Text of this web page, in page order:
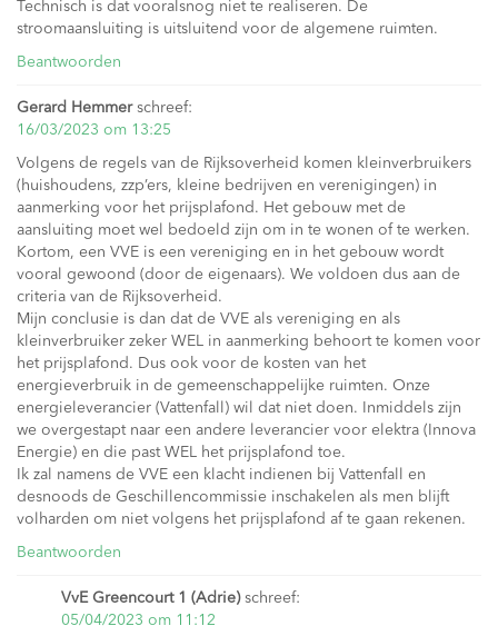
Technisch is dat vooralsnog niet te realiseren. De
stroomaansluiting is uitsluitend voor de algemene ruimten.
Beantwoorden
Gerard Hemmer schreef:
16/03/2023 om 13:25
Volgens de regels van de Rijksoverheid komen kleinverbruikers
(huishoudens, zzp’ers, kleine bedrijven en verenigingen) in
aanmerking voor het prijsplafond. Het gebouw met de
aansluiting moet wel bedoeld zijn om in te wonen of te werken.
Kortom, een VVE is een vereniging en in het gebouw wordt
vooral gewoond (door de eigenaars). We voldoen dus aan de
criteria van de Rijksoverheid.
Mijn conclusie is dan dat de VVE als vereniging en als
kleinverbruiker zeker WEL in aanmerking behoort te komen voor
het prijsplafond. Dus ook voor de kosten van het
energieverbruik in de gemeenschappelijke ruimten. Onze
energieleverancier (Vattenfall) wil dat niet doen. Inmiddels zijn
we overgestapt naar een andere leverancier voor elektra (Innova
Energie) en die past WEL het prijsplafond toe.
Ik zal namens de VVE een klacht indienen bij Vattenfall en
desnoods de Geschillencommissie inschakelen als men blijft
volharden om niet volgens het prijsplafond af te gaan rekenen.
Beantwoorden
VvE Greencourt 1 (Adrie) schreef:
05/04/2023 om 11:12